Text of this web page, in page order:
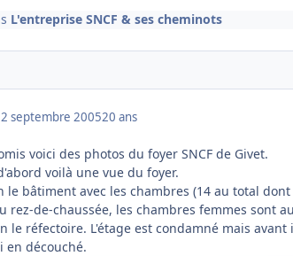
L'entreprise SNCF & ses cheminots
2 septembre 200520 ans
voici des photos du foyer SNCF de Givet.
voilà une vue du foyer.
le bâtiment avec les chambres (14 au total
rez-de-chaussée, les chambres femmes sont
le réfectoire. L'étage est condamné mais
en découché.